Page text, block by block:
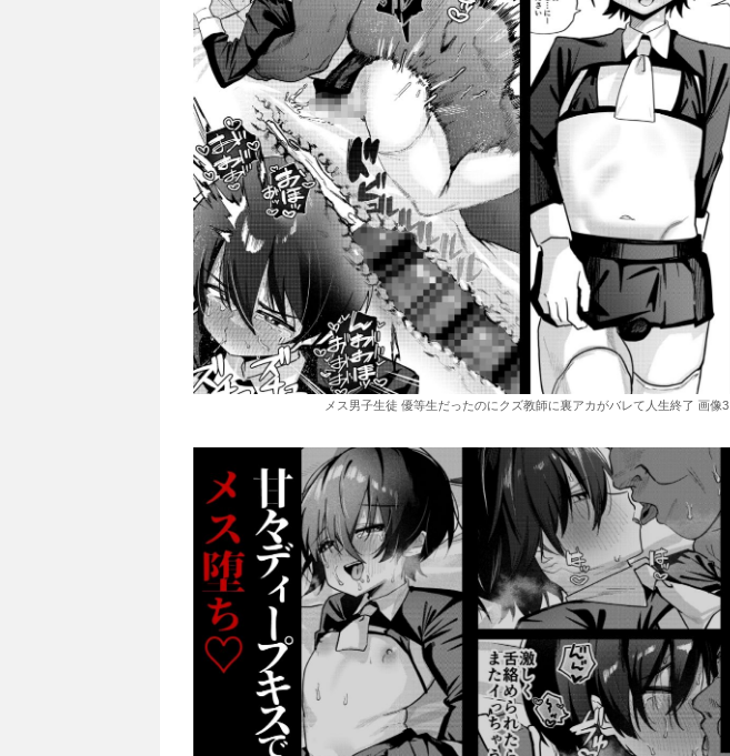
メス男子生徒 優等生だったのにクズ教師に裏アカがバレて人生終了 画像3